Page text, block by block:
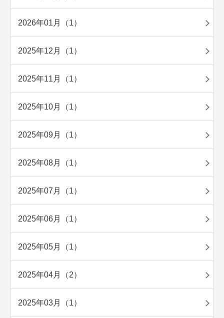
2026年01月（1）
2025年12月（1）
2025年11月（1）
2025年10月（1）
2025年09月（1）
2025年08月（1）
2025年07月（1）
2025年06月（1）
2025年05月（1）
2025年04月（2）
2025年03月（1）